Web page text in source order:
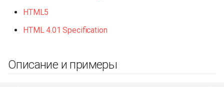
HTML5
HTML 4.01 Specification
Описание и примеры